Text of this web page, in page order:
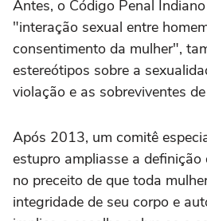
Antes, o Código Penal
"interação sexual entre
consentimento da mulher",
estereótipos sobre a
violação e as sobreviventes
Após 2013, um comitê
estupro ampliasse a definição
no preceito de que toda
integridade de seu corpo e